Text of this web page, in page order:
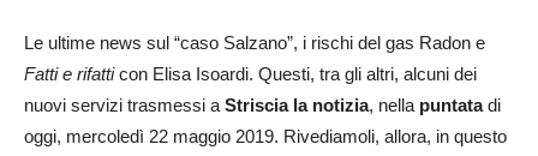
Le ultime news sul “caso Salzano”, i rischi del gas Radon e
Fatti e rifatticon Elisa Isoardi. Questi, tra gli altri, alcuni dei
nuovi servizi trasmessi aStriscia la notizia, nella puntatadi
oggi, mercoledì 22 maggio 2019. Rivediamoli, allora, in questo